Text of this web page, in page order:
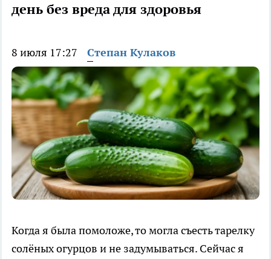
день без вреда для здоровья
8 июля 17:27 Степан Кулаков
Когда я была помоложе, то могла съесть тарелку
солёных огурцов и не задумываться. Сейчас я